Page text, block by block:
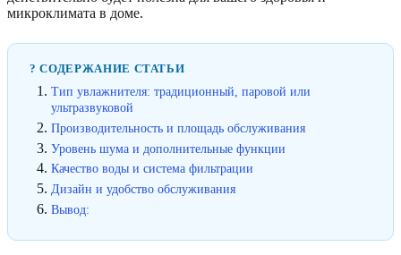
микроклимата в доме.
? СОДЕРЖАНИЕ СТАТЬИ
Тип увлажнителя: традиционный, паровой или
ультразвуковой
Производительность и площадь обслуживания
Уровень шума и дополнительные функции
Качество воды и система фильтрации
Дизайн и удобство обслуживания
Вывод: